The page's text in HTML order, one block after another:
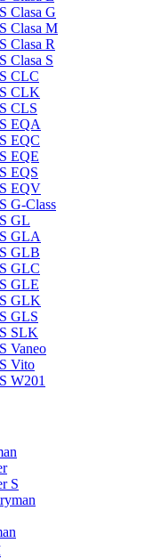
Clasa G
Clasa M
Clasa R
Clasa S
CLC
CLK
CLS
EQA
EQC
EQE
EQS
EQV
G-Class
GL
GLA
GLB
GLC
GLE
GLK
GLS
SLK
Vaneo
Vito
W201
S